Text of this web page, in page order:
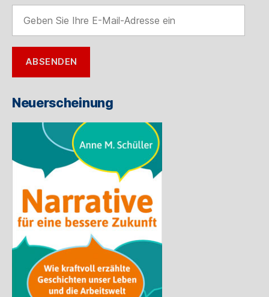
Sie
Ihre
E-
Mail-
Adresse
ABSENDEN
Neuerscheinung